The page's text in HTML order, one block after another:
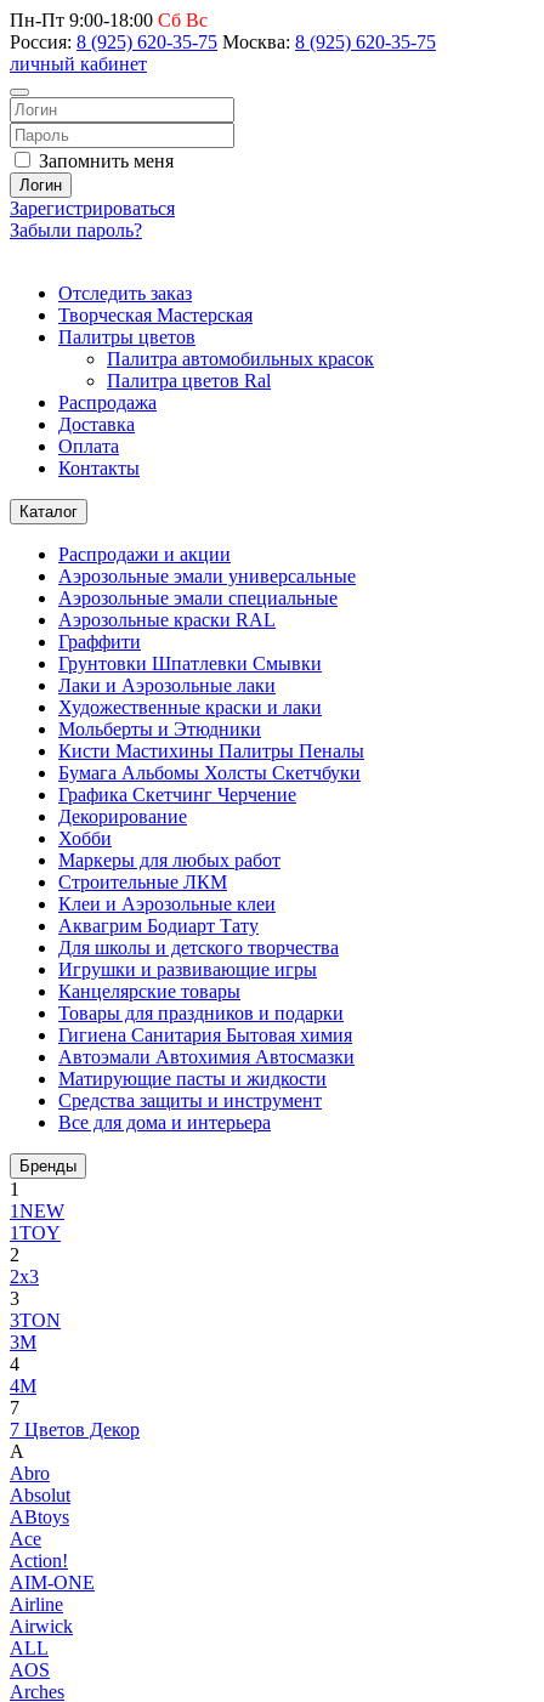
Пн-Пт 9:00-18:00 Сб Вс
Россия: 8 (925) 620-35-75 Москва: 8 (925) 620-35-75
личный кабинет
Запомнить меня
Логин
Зарегистрироваться
Забыли пароль?
Отследить заказ
Творческая Мастерская
Палитры цветов
Палитра автомобильных красок
Палитра цветов Ral
Распродажа
Доставка
Оплата
Контакты
Каталог
Распродажи и акции
Аэрозольные эмали универсальные
Аэрозольные эмали специальные
Аэрозольные краски RAL
Граффити
Грунтовки Шпатлевки Смывки
Лаки и Аэрозольные лаки
Художественные краски и лаки
Мольберты и Этюдники
Кисти Мастихины Палитры Пеналы
Бумага Альбомы Холсты Скетчбуки
Графика Скетчинг Черчение
Декорирование
Хобби
Маркеры для любых работ
Строительные ЛКМ
Клеи и Аэрозольные клеи
Аквагрим Бодиарт Тату
Для школы и детского творчества
Игрушки и развивающие игры
Канцелярские товары
Товары для праздников и подарки
Гигиена Санитария Бытовая химия
Автоэмали Автохимия Автосмазки
Матирующие пасты и жидкости
Средства защиты и инструмент
Все для дома и интерьера
Бренды
1
1NEW
1TOY
2
2x3
3
3TON
3М
4
4M
7
7 Цветов Декор
A
Abro
Absolut
ABtoys
Ace
Action!
AIM-ONE
Airline
Airwick
ALL
AOS
Arches